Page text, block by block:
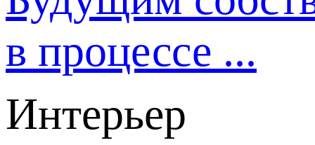
в процессе ...
Интерьер